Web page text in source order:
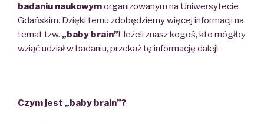
badaniu naukowymorganizowanym na Uniwersytecie
Gdańskim. Dzięki temu zdobędziemy więcej informacji na
temat tzw. „baby brain”! Jeżeli znasz kogoś, kto mógłby
wziąć udział w badaniu, przekaż tę informację dalej!
Czym jest „baby brain”?